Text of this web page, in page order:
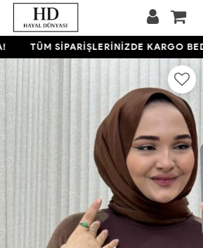
TÜM SİPARİŞLERİNİZDE KARGO